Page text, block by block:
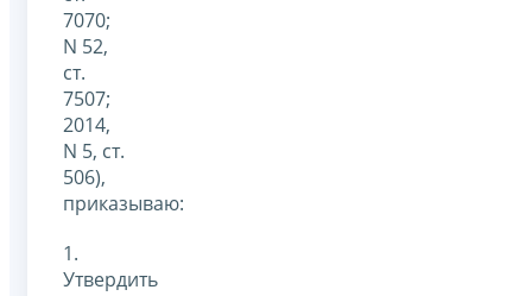
7070;
N 52,
ст.
7507;
2014,
N 5, ст.
506),
приказываю:
1.
Утвердить